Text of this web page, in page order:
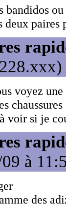
bandidos
deux paires
voyez
voir si je
à
des